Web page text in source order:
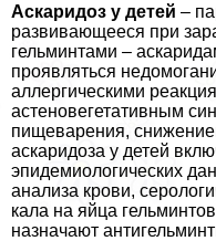
Аскаридоз у детей –
развивающееся при
гельминтами –
проявляться
аллергическими
астеновегетативным
пищеварения,
аскаридоза у детей
эпидемиологических
анализа крови,
кала на яйца
назначают